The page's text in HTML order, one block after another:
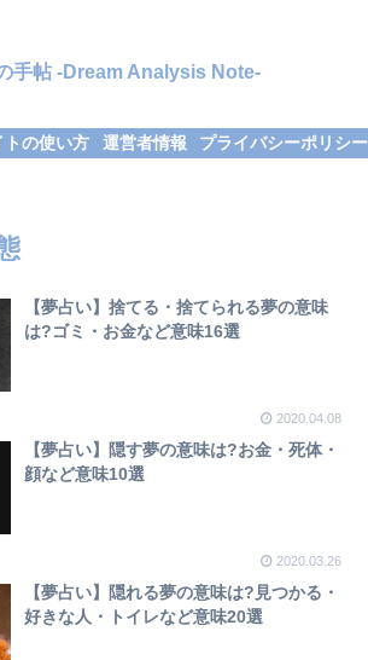
手帖 -Dream Analysis Note-
トの使い方 運営者情報 プライバシーポリシー
【夢占い】捨てる・捨てられる夢の意味
は?ゴミ・お金など意味16選
2020.04.08
【夢占い】隠す夢の意味は?お金・死体・
顔など意味10選
2020.03.26
【夢占い】隠れる夢の意味は?見つかる・
好きな人・トイレなど意味20選